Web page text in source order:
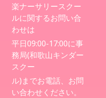
楽ナーサリースクー
ルに関するお問い合
わせは
平日09:00-17:00に事
務局(和歌山キンダー
スクー
ル)までお電話、お問
い合わせください。